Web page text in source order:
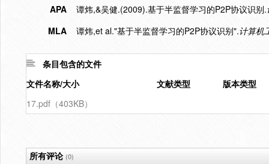
APA 谭炜,&吴健.(2009).基于半监督学习的P2P协议识别.
MLA
谭炜,et al."基于半监督学习的P2P协议识别".计算机
条目包含的文件
文件名称/大小
文献类型
版本类型
17.pdf（403KB）
所有评论(0)